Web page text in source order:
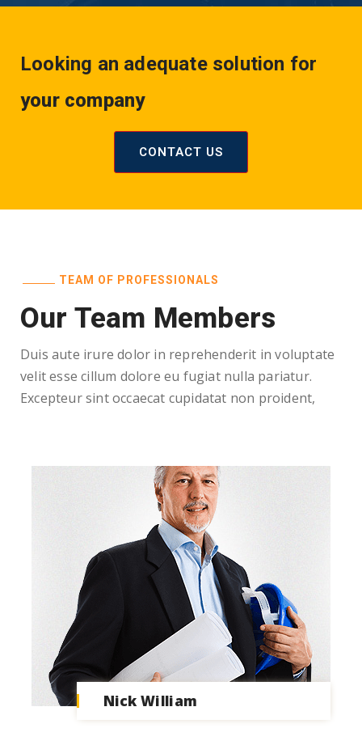
Looking an adequate solution for
your company
CONTACT US
TEAM OF PROFESSIONALS
Our Team Members
Duis aute irure dolor in reprehenderit in voluptate
velit esse cillum dolore eu fugiat nulla pariatur.
Excepteur sint occaecat cupidatat non proident,
Nick William